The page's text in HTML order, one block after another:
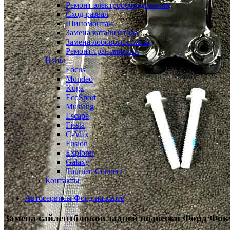
Ремонт электрооборудования
Сход-развал
Шиномонтаж
Замена катализатора
Замена лобового стекла
Ремонт трансмиссии
Цены
Focus
Mondeo
Kuga
EcoSport
Mustang
Escape
Fiesta
C-Max
Fusion
Explorer
Galaxy
Tourneo Connect
Контакты
Автосервисы Форд на карте
Замена сайлентблоков задней подвески Форд